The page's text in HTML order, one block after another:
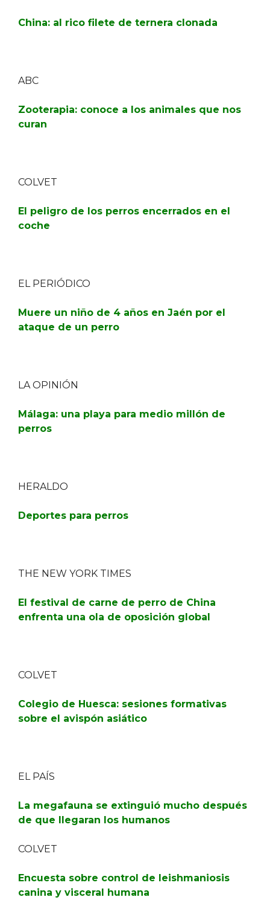
China: al rico filete de ternera clonada
ABC
Zooterapia: conoce a los animales que nos
curan
COLVET
El peligro de los perros encerrados en el
coche
EL PERIÓDICO
Muere un niño de 4 años en Jaén por el
ataque de un perro
LA OPINIÓN
Málaga: una playa para medio millón de
perros
HERALDO
Deportes para perros
THE NEW YORK TIMES
El festival de carne de perro de China
enfrenta una ola de oposición global
COLVET
Colegio de Huesca: sesiones formativas
sobre el avispón asiático
EL PAÍS
La megafauna se extinguió mucho después
de que llegaran los humanos
COLVET
Encuesta sobre control de leishmaniosis
canina y visceral humana